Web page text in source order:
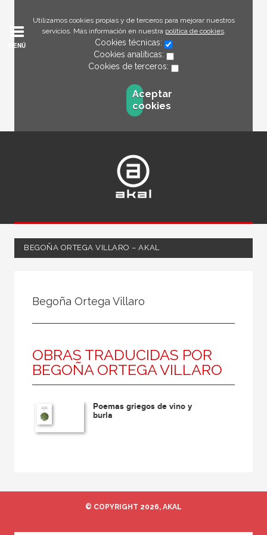
Utilizamos cookies propias y de terceros para mejorar nuestros
servicios. Más información en nuestra política de cookies.
Cookies técnicas:
Cookies analíticas:
Cookies de terceros:
Aceptar
cookies
MENÚ
BEGOÑA ORTEGA VILLARO – AKAL
Coordinador
Editor
Escritor
Escritora
Traductor
Begoña Ortega Villaro
OBRAS TRADUCIDAS POR
BEGOÑA ORTEGA VILLARO
Poemas griegos de vino y
burla
© COPYRIGHT 2026, AKAL